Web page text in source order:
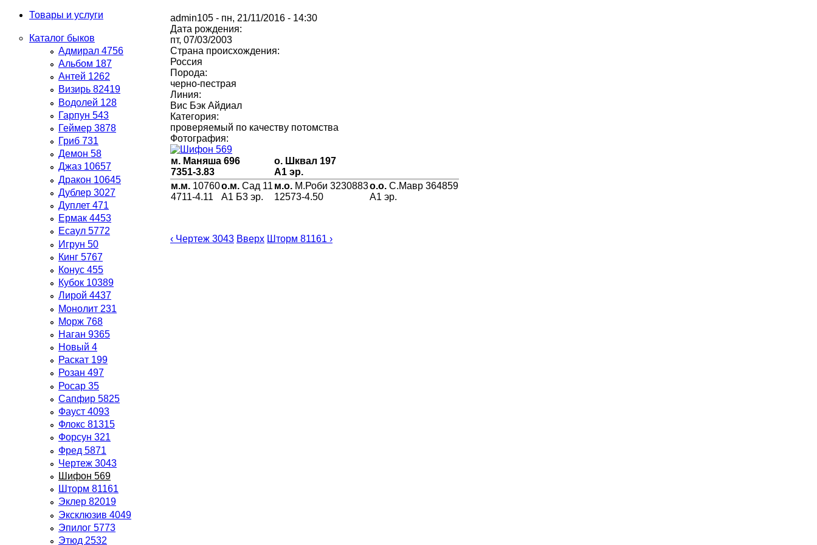
Товары и услуги
Каталог быков
Адмирал 4756
Альбом 187
Антей 1262
Визирь 82419
Водолей 128
Гарпун 543
Геймер 3878
Гриб 731
Демон 58
Джаз 10657
Дракон 10645
Дублер 3027
Дуплет 471
Ермак 4453
Есаул 5772
Игрун 50
Кинг 5767
Конус 455
Кубок 10389
Лирой 4437
Монолит 231
Морж 768
Наган 9365
Новый 4
Раскат 199
Розан 497
Росар 35
Сапфир 5825
Фауст 4093
Флокс 81315
Форсун 321
Фред 5871
Чертеж 3043
Шифон 569
Шторм 81161
Эклер 82019
Эксклюзив 4049
Эпилог 5773
Этюд 2532
admin105- пн, 21/11/2016 - 14:30
Дата рождения:
пт, 07/03/2003
Страна происхождения:
Россия
Порода:
черно-пестрая
Линия:
Вис Бэк Айдиал
Категория:
проверяемый по качеству потомства
Фотография:
м. Маняша 696
7351-3.83
о. Шквал 197
А1 эр.
м.м.10760
4711-4.11
о.м.Сад 11
А1 Б3 эр.
м.о.М.Роби 3230883
12573-4.50
о.о.С.Мавр 364859
А1 эр.
‹ Чертеж 3043 Вверх Шторм 81161 ›